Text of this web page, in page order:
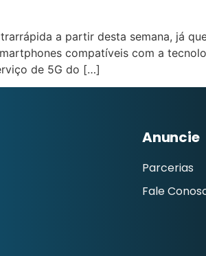
a partir desta semana, já
compatíveis com a
de 5G do […]
Anuncie
Parcerias
Fale